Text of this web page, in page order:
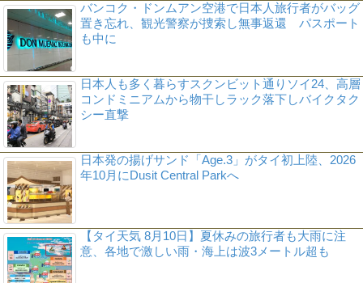
バンコク・ドンムアン空港で日本人旅行者がバッグ
置き忘れ、観光警察が捜索し無事返還 パスポート
も中に
日本人も多く暮らすスクンビット通りソイ24、高層
コンドミニアムから物干しラック落下しバイクタク
シー直撃
日本発の揚げサンド「Age.3」がタイ初上陸、2026
年10月にDusit Central Parkへ
【タイ天気 8月10日】夏休みの旅行者も大雨に注
意、各地で激しい雨・海上は波3メートル超も